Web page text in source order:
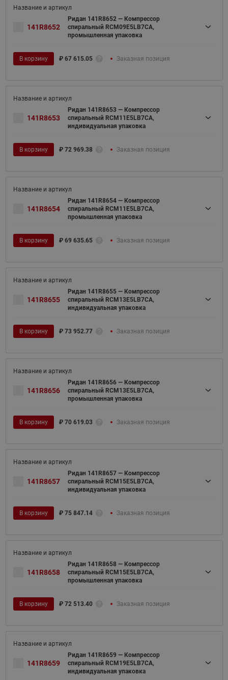
141R8652
Ридан 141R8652 — Компрессор
спиральный RCM09E5LB7CA,
промышленная упаковка
В корзину ₽ 67 615.05 Заказная позиция
141R8653
Ридан 141R8653 — Компрессор
спиральный RCM11E5LB7CA,
индивидуальная упаковка
В корзину ₽ 72 969.38 Заказная позиция
141R8654
Ридан 141R8654 — Компрессор
спиральный RCM11E5LB7CA,
промышленная упаковка
В корзину ₽ 69 635.65 Заказная позиция
141R8655
Ридан 141R8655 — Компрессор
спиральный RCM13E5LB7CA,
индивидуальная упаковка
В корзину ₽ 73 952.77 Заказная позиция
141R8656
Ридан 141R8656 — Компрессор
спиральный RCM13E5LB7CA,
промышленная упаковка
В корзину ₽ 70 619.03 Заказная позиция
141R8657
Ридан 141R8657 — Компрессор
спиральный RCM15E5LB7CA,
индивидуальная упаковка
В корзину ₽ 75 847.14 Заказная позиция
141R8658
Ридан 141R8658 — Компрессор
спиральный RCM15E5LB7CA,
промышленная упаковка
В корзину ₽ 72 513.40 Заказная позиция
141R8659
Ридан 141R8659 — Компрессор
спиральный RCM19E5LB7CA,
индивидуальная упаковка